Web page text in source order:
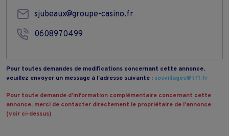
sjubeaux@groupe-casino.fr
0608970499
Pour toutes demandes de modifications concernant cette annonce,
veuillez envoyer un message à l’adresse suivante : sosvillages@tf1.fr
Pour toute demande d’information complémentaire concernant cette
annonce, merci de contacter directement le propriétaire de l’annonce
(voir ci-dessus)